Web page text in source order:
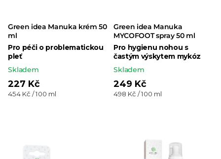
Green idea Manuka krém 50
ml
Pro péči o problematickou
pleť
Skladem
227 Kč
Měrná
454 Kč / 100 ml
Green idea Manuka
MYCOFOOT spray 50 ml
Pro hygienu nohou s
častým výskytem mykóz
Skladem
249 Kč
Měrná
498 Kč / 100 ml